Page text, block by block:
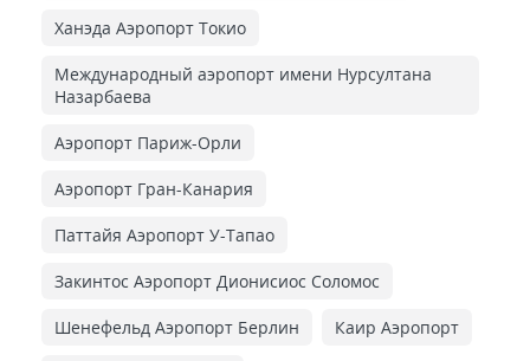
Ханэда Аэропорт Токио
Международный аэропорт имени Нурсултана
Назарбаева
Аэропорт Париж-Орли
Аэропорт Гран-Канария
Паттайя Аэропорт У-Тапао
Закинтос Аэропорт Дионисиос Соломос
Шенефельд Аэропорт Берлин Каир Аэропорт